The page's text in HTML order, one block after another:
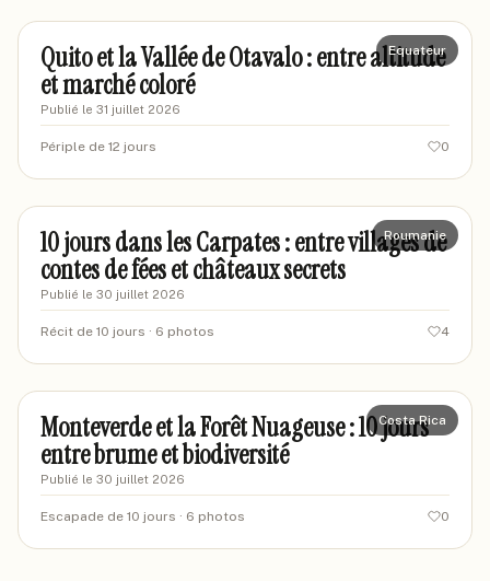
Equateur
Quito et la Vallée de Otavalo : entre altitude
et marché coloré
Publié le 31 juillet 2026
Périple de 12 jours 0
marieexplore92
Roumanie
10 jours dans les Carpates : entre villages de
contes de fées et châteaux secrets
Publié le 30 juillet 2026
Récit de 10 jours · 6 photos 4
marcustravel88
Costa Rica
Monteverde et la Forêt Nuageuse : 10 jours
entre brume et biodiversité
Publié le 30 juillet 2026
Escapade de 10 jours · 6 photos 0